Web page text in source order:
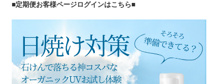
■定期便お客様ページログインはこちら■